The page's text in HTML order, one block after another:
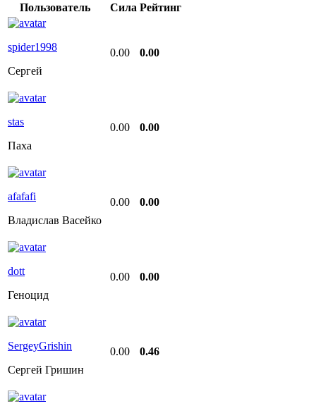
Пользователь Сила Рейтинг
spider1998
Сергей
0.00 0.00
stas
Паха
0.00 0.00
afafafi
Владислав Васейко
0.00 0.00
dott
Геноцид
0.00 0.00
SergeyGrishin
Сергей Гришин
0.00 0.46